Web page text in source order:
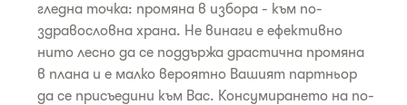
гледна точка: промяна в избора - към по-
здравословна храна. Не винаги е ефективно
нито лесно да се поддържа драстична промяна
в плана и е малко вероятно Вашият партньор
да се присъедини към Вас. Консумирането на по-